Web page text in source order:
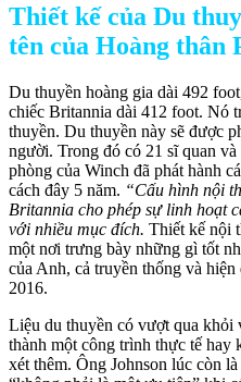
Thiết kế của Du
tên của Hoàng thân
Du thuyền hoàng gia dài 492
chiếc Britannia dài 412 foot. Nó
thuyền. Du thuyền này sẽ được
người. Trong đó có 21 sĩ quan
phòng của Winch đã phát hành
cách đây 5 năm. “Cấu hình nội
Britannia cho phép sự linh hoạt
với nhiều mục đích. Thiết kế nội
một nơi trưng bày những gì tốt
của Anh, cả truyền thống và
2016.
Liệu du thuyền có vượt qua khỏi
thành một công trình thực tế
xét thêm. Ông Johnson lúc còn